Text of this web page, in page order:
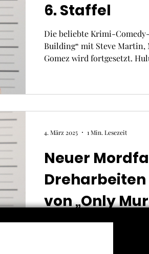
6. Staffel
Die beliebte Krimi-
Building“ mit Steve Martin,
Gomez wird fortgesetzt.
Neuer
Dreharbeiten
von „Only
Building“
Die beliebte Krimi-Comedy-
4. März 2025 1 Min. Lesezeit